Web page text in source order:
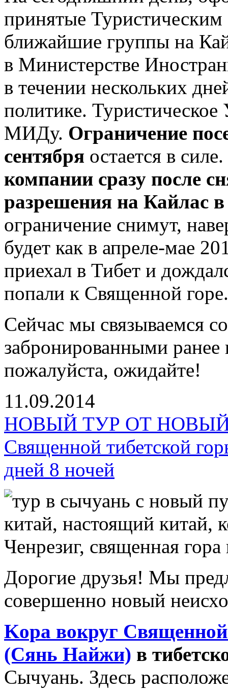
принятые
ближайшие группы на
в Министерстве
в течении нескольких
политике.
МИДу. Ограничение
сентября остается в
компании сразу после
разрешения на Кайлас
ограничение снимут,
будет как в апреле-мае
приехал в Тибет и
попали к Священной горе.
Сейчас мы связываемся
забронированными
пожалуйста, ожидайте!
11.09.2014
НОВЫЙ ТУР ОТ НОВЫЙ
Священной тибетской
дней 8 ночей
Дорогие друзья! Мы
совершенно новый
Kора вокруг
(Сянь Найжи) в
Сычуань. Здесь